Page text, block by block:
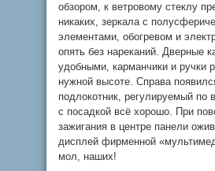
обзором, к ветровому стеклу
никаких, зеркала с
элементами, обогревом и
опять без нареканий. Дверные
удобными, карманчики и ручки
нужной высоте. Справа
подлокотник, регулируемый по
с посадкой всё хорошо. При
зажигания в центре панели
дисплей фирменной
мол, наших!